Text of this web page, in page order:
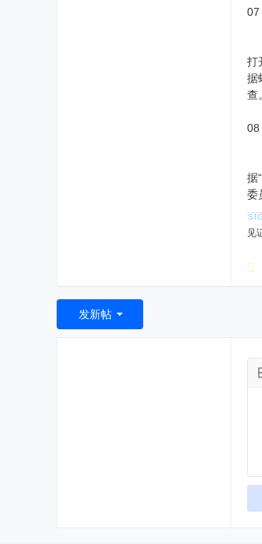
07
打
据
查
08
据
委
见
发新帖